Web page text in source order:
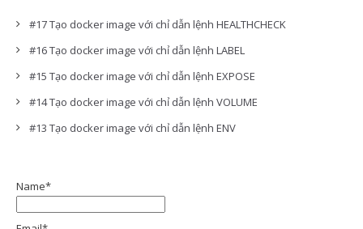
#17 Tạo docker image với chỉ dẫn lệnh HEALTHCHECK
#16 Tạo docker image với chỉ dẫn lệnh LABEL
#15 Tạo docker image với chỉ dẫn lệnh EXPOSE
#14 Tạo docker image với chỉ dẫn lệnh VOLUME
#13 Tạo docker image với chỉ dẫn lệnh ENV
Name*